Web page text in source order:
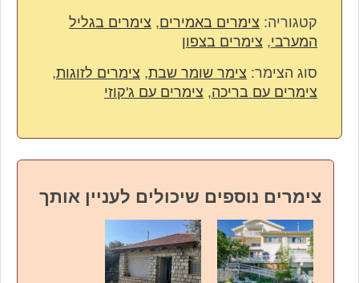
קטגוריה: צימרים באמירים, צימרים בגליל
המערבי, צימרים בצפון
סוג הצימר: צימר שומר שבת, צימרים לזוגות,
צימרים עם בריכה, צימרים עם ג'קוזי
צימרים נוספים שיכולים לעניין אותך